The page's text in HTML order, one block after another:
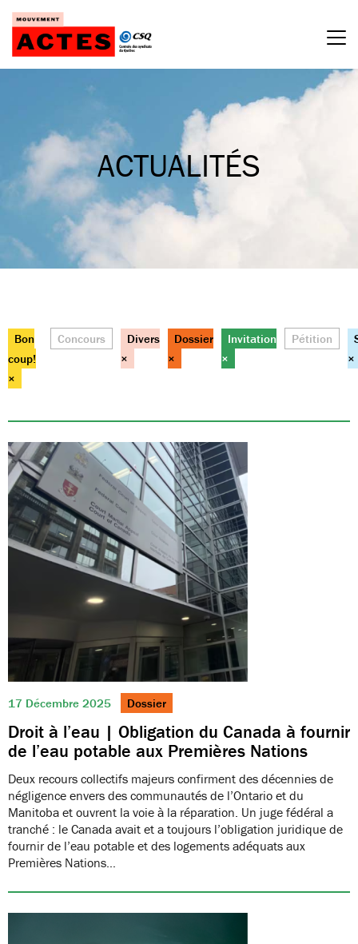
Passer
contenu
ACTUALITÉS
17 Décembre 2025 Dossier
Droit à l’eau | Obligation du Canada à fournir
de l’eau potable aux Premières Nations
Deux recours collectifs majeurs confirment des décennies de
négligence envers des communautés de l’Ontario et du
Manitoba et ouvrent la voie à la réparation. Un juge fédéral a
tranché : le Canada avait et a toujours l’obligation juridique de
fournir de l’eau potable et des logements adéquats aux
Premières Nations…
Bon
coup!
×
Concours
Divers
×
Dossier
×
Invitation
×
Pétition
×